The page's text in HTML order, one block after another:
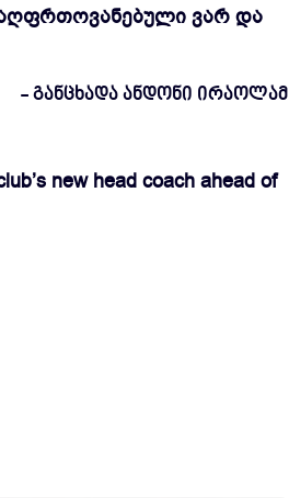
ვარ და
- განცხადა ანდონი ირაოლამ
new head coach ahead of